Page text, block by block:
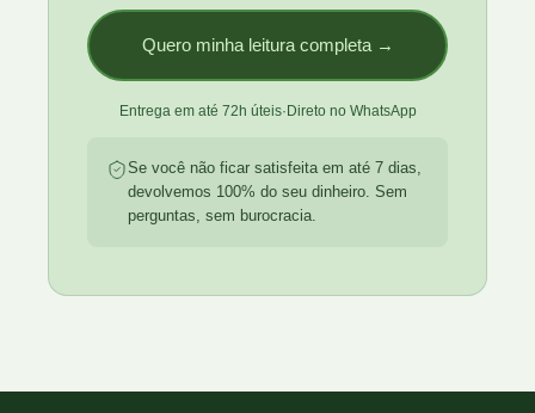
Quero minha leitura completa →
Entrega em até 72h úteis· Direto no WhatsApp
Se você não ficar satisfeita em até 7 dias,
devolvemos 100% do seu dinheiro. Sem
perguntas, sem burocracia.